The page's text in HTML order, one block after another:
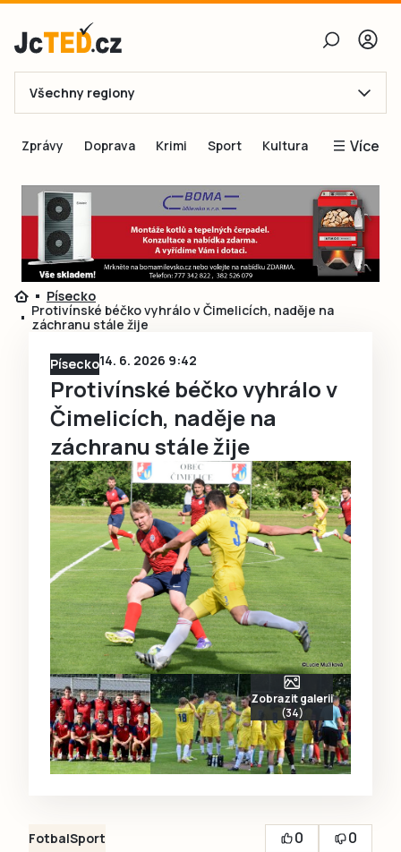
E-mail
Obnovit heslo
Přihlásit se
Přihlásit se přes Facebook
Ještě nemám účet, chci se
Všechny regiony
Zprávy Doprava Krimi Sport Kultura Více
Blogy
Inspirace
Čtenáři píší
Speciální přílohy
Písecko
Protivínské béčko vyhrálo v Čimelicích, naděje na
záchranu stále žije
Písecko14. 6. 2026 9:42
Protivínské béčko vyhrálo v
Čimelicích, naděje na
záchranu stále žije
Zobrazit galerii
(34)
FotbalSport 0
0